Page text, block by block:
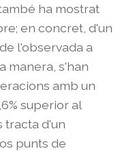
ha mostrat
en concret, d'un
l'observada a
manera, s'han
amb un
superior al
tracta d'un
punts de